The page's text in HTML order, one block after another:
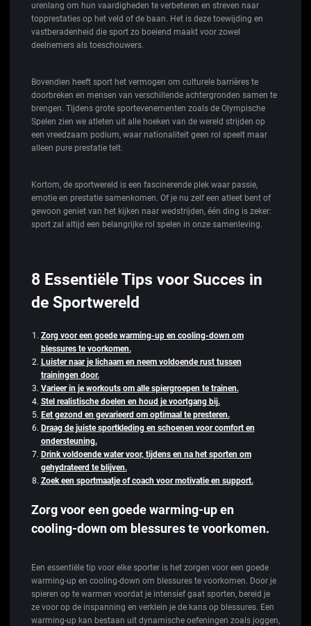
urenlang om hun vaardigheden te verbeteren en streven naar
topprestaties op het veld of de baan. Het is deze toewijding en
vastberadenheid die sport zo boeiend maakt voor zowel
deelnemers als toeschouwers.
Bovendien heeft sport het vermogen om culturele barrières te
doorbreken en mensen van verschillende achtergronden samen te
brengen. Tijdens grote sportevenementen zoals de Olympische
Spelen zien we atleten uit alle hoeken van de wereld strijden op
een vreedzaam podium, waar nationaliteit geen rol speelt maar
alleen pure prestatie telt.
Kortom, de sportwereld is een fascinerende plek waar passie,
emotie en prestatie samenkomen. Of je nu zelf een atleet bent of
gewoon geniet van het kijken naar wedstrijden, één ding is zeker:
sport zal altijd een belangrijke rol spelen in onze samenleving.
8 Essentiële Tips voor Succes in
de Sportwereld
Zorg voor een goede warming-up en cooling-down om
blessures te voorkomen.
Luister naar je lichaam en neem voldoende rust tussen
trainingen door.
Varieer in je workouts om alle spiergroepen te trainen.
Stel realistische doelen en houd je voortgang bij.
Eet gezond en gevarieerd om optimaal te presteren.
Draag de juiste sportkleding en schoenen voor comfort en
ondersteuning.
Drink voldoende water voor, tijdens en na het sporten om
gehydrateerd te blijven.
Zoek een sportmaatje of coach voor motivatie en support.
Zorg voor een goede warming-up en
cooling-down om blessures te voorkomen.
Een essentiële tip voor elke sporter is het zorgen voor een goede
warming-up en cooling-down om blessures te voorkomen. Door je
spieren op te warmen voordat je intensief gaat sporten, bereid je
ze voor op de inspanning en verklein je de kans op blessures. Een
warming-up kan bestaan uit dynamische oefeningen zoals joggen,